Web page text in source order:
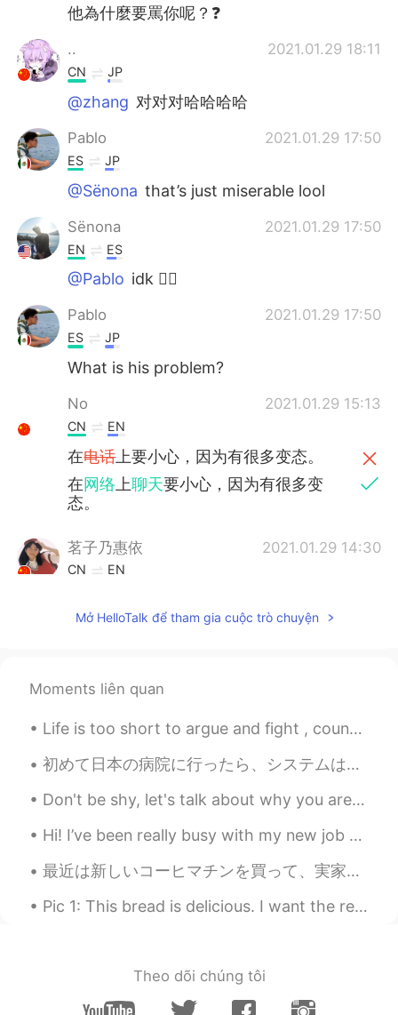
他為什麼要罵你呢？❓
.. 2021.01.29 18:11
CN JP
@zhang 对对对哈哈哈哈
Pablo 2021.01.29 17:50
ES JP
@Sënona that’s just miserable lool
Sënona 2021.01.29 17:50
EN ES
@Pablo idk 🤷‍♂️
Pablo 2021.01.29 17:50
ES JP
What is his problem?
No 2021.01.29 15:13
CN EN
在电话上要小心，因为有很多变态。
在网络 上聊天要小心，因为有很多变
态。
茗子乃惠依 2021.01.29 14:30
CN EN
不要将图片发送给这样的人
CN FR
在电话 上要小心，因为有很多变态
。
电话 的时候要小心，因为有很多
人。
不要将图片发送给随机的人
不要随便的将图片发送给别的人
樱花鹤白 2021.01.29 11:29
CN FR
2021.01.29 09:16
Mở HelloTalk để tham gia cuộc trò chuyện
Moments liên quan
Life is too short to argue and fight , count your blessings . Love the friends and family that ar...
初めて日本の病院に行ったら、システムはとても早くてびっくりしました。待合室で5分間待っていて医者と5分話しました。イギリスの病院では1時間かかります。一方では日本の速度が好きだったが、他方では正...
Don't be shy, let's talk about why you are learning your target Language or why you want to trave...
Hi! I’ve been really busy with my new job and just life haha. Here are some pictures I really lik...
最近は新しいコーヒマチンを買って、実家性のコーヒに夢中になった 笑。☕☕ 今のコロナの検疫のせいで、喫茶店に行くことが出来ないけど、このマチンで大丈夫になった😁 どんなコーヒが好き？私はアメリカ...
Pic 1: This bread is delicious. I want the recipe. 😍 Pic 2: Oh, hey buddy. What are you eating t...
Theo dõi chúng tôi